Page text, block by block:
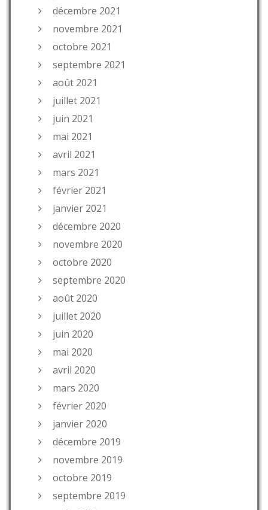
décembre 2021
novembre 2021
octobre 2021
septembre 2021
août 2021
juillet 2021
juin 2021
mai 2021
avril 2021
mars 2021
février 2021
janvier 2021
décembre 2020
novembre 2020
octobre 2020
septembre 2020
août 2020
juillet 2020
juin 2020
mai 2020
avril 2020
mars 2020
février 2020
janvier 2020
décembre 2019
novembre 2019
octobre 2019
septembre 2019